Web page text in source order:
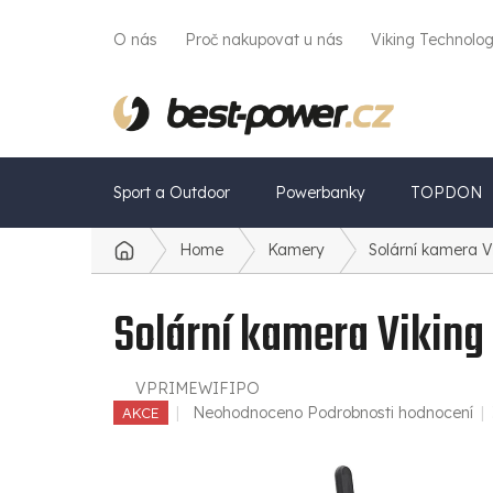
O nás Proč nakupovat u nás Viking
Sport a Outdoor Powerbanky TOPDON
Domů Home Kamery Solární kamera
Solární kamera
VPRIMEWIFIPO
AKCE
Průměrné
Neohodnoceno Podrobnosti hodnocení